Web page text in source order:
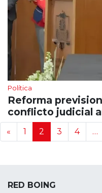
Política
Reforma
conflicto judicial
Navegación
« 1 2 3 4 …
RED BOING